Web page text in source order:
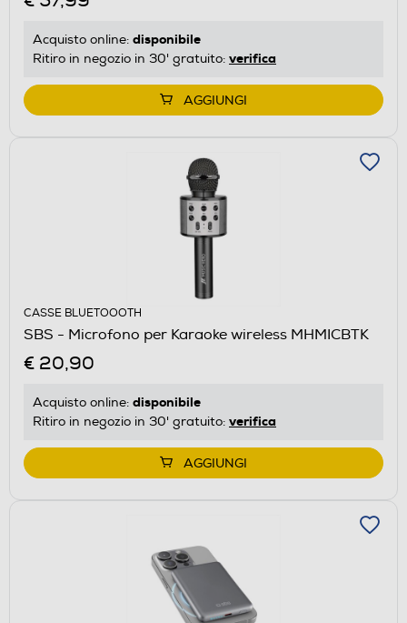
Acquisto online: disponibile
Ritiro in negozio in 30' gratuito: verifica
AGGIUNGI
CASSE BLUETOOOTH
SBS - Microfono per Karaoke wireless MHMICBTK
€ 20,90
Acquisto online: disponibile
Ritiro in negozio in 30' gratuito: verifica
AGGIUNGI